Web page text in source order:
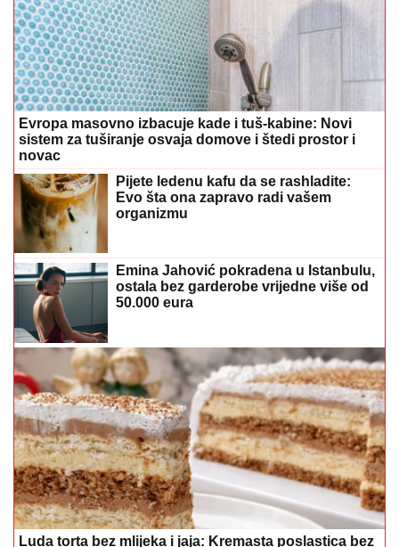
Evropa masovno izbacuje kade i tuš-kabine: Novi
sistem za tuširanje osvaja domove i štedi prostor i
novac
Pijete ledenu kafu da se rashladite:
Evo šta ona zapravo radi vašem
organizmu
Emina Jahović pokradena u Istanbulu,
ostala bez garderobe vrijedne više od
50.000 eura
Luda torta bez mlijeka i jaja: Kremasta poslastica bez
pečenja koja osvaja na prvi zalogaj
(FOTO) MNOGI NE VJERUJU DA JE
TO ONASeka Aleksić smršala 14
kilograma, injekcije joj ubrzale proces,
sada pokazala kako izgleda u bikiniju